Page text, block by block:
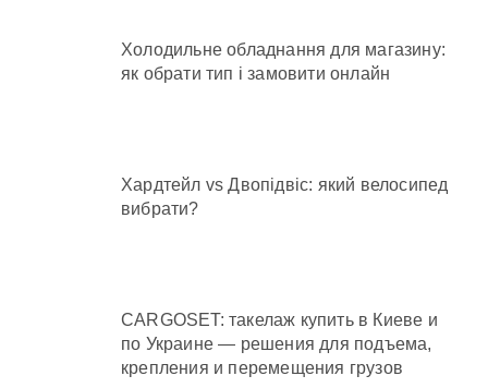
Холодильне обладнання для магазину:
як обрати тип і замовити онлайн
Хардтейл vs Двопідвіс: який велосипед
вибрати?
CARGOSET: такелаж купить в Киеве и
по Украине — решения для подъема,
крепления и перемещения грузов